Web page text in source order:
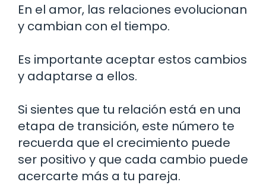
En el amor, las relaciones evolucionan
y cambian con el tiempo.
Es importante aceptar estos cambios
y adaptarse a ellos.
Si sientes que tu relación está en una
etapa de transición, este número te
recuerda que el crecimiento puede
ser positivo y que cada cambio puede
acercarte más a tu pareja.